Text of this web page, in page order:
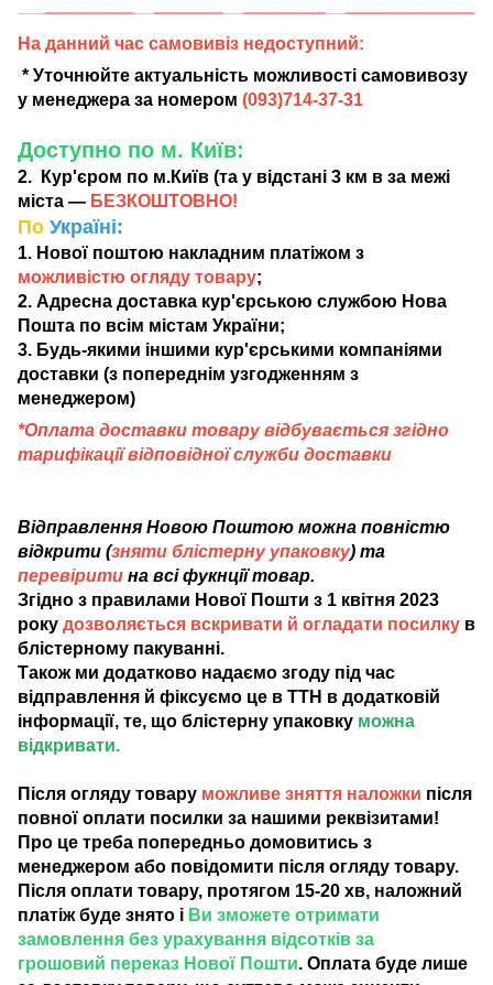
На данний час самовивіз недоступний:
* Уточнюйте актуальність можливості самовивозу
у менеджера за номером (093)714-37-31
Доступно по м. Київ:
2. Кур'єром по м.Київ (та у відстані 3 км в за межі
міста — БЕЗКОШТОВНО!
По Україні:
1. Нової поштою накладним платіжом з
можливістю огляду товару;
2. Адресна доставка кур'єрською службою Нова
Пошта по всім містам України;
3. Будь-якими іншими кур'єрськими компаніями
доставки (з попереднім узгодженням з
менеджером)
*Оплата доставки товару відбувається згідно
тарифікації відповідної служби доставки
Відправлення Новою Поштою можна повністю
відкрити (зняти блістерну упаковку) та
перевірити на всі фукнції товар.
Згідно з правилами Нової Пошти з 1 квітня 2023
року дозволяється вскривати й огладати посилку в
блістерному пакуванні.
Також ми додатково надаємо згоду під час
відправлення й фіксуємо це в ТТН в додатковій
інформації, те, що блістерну упаковку можна
відкривати.
Після огляду товару можливе зняття наложки після
повної оплати посилки за нашими реквізитами!
Про це треба попередньо домовитись з
менеджером або повідомити після огляду товару.
Після оплати товару, протягом 15-20 хв, наложний
платіж буде знято і Ви зможете отримати
замовлення без урахування відсотків за
грошовий переказ Нової Пошти. Оплата буде лише